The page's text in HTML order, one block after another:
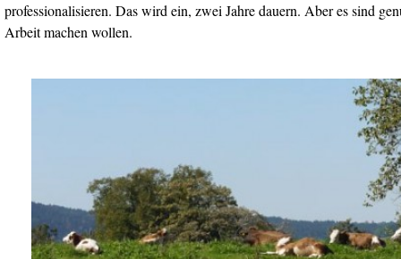
professionalisieren. Das wird ein, zwei Jahre dauern. Aber es sind
Arbeit machen wollen.